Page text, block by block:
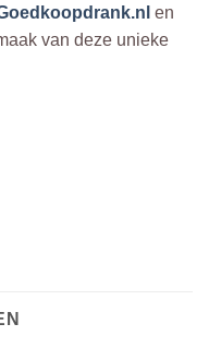
en
van deze unieke